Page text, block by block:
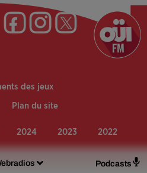
Podcasts
des jeux
Plan du site
2024 2023 2022